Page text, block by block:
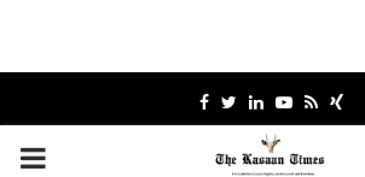
Facebook
TwitterLinkedinYoutube
RssXing
PRIMARY